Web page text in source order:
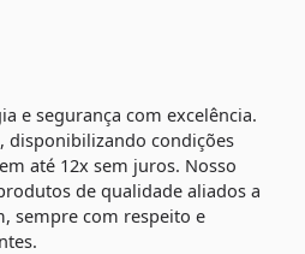
e segurança com excelência.
disponibilizando condições
até 12x sem juros. Nosso
de qualidade aliados a
sempre com respeito e